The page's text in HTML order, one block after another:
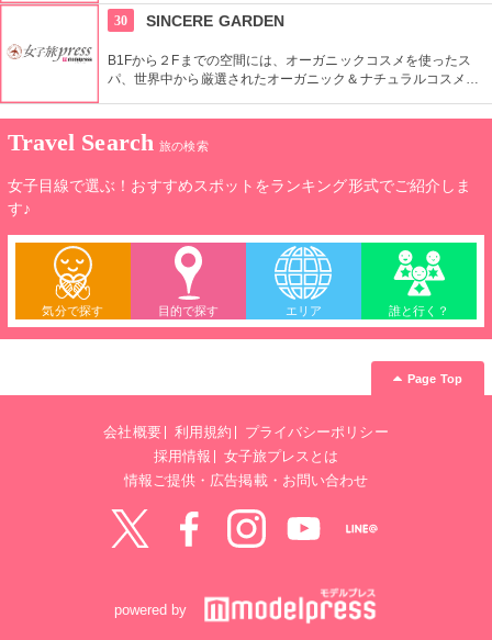
利用もおすすめ。
30 SINCERE GARDEN
B1Fから２Fまでの空間には、オーガニックコスメを使ったス
パ、世界中から厳選されたオーガニック＆ナチュラルコスメを
り、心も体もリフレッシュできます。
Travel Search 旅の検索
女子目線で選ぶ！おすすめスポットをランキング形式でご紹介しま
す♪
気分で探す 目的で探す エリア 誰と行く？
Page Top
会社概要 利用規約
プライバシーポリシー
採用情報
女子旅プレスとは
情報ご提供・広告掲載・お問い合わせ
powered by